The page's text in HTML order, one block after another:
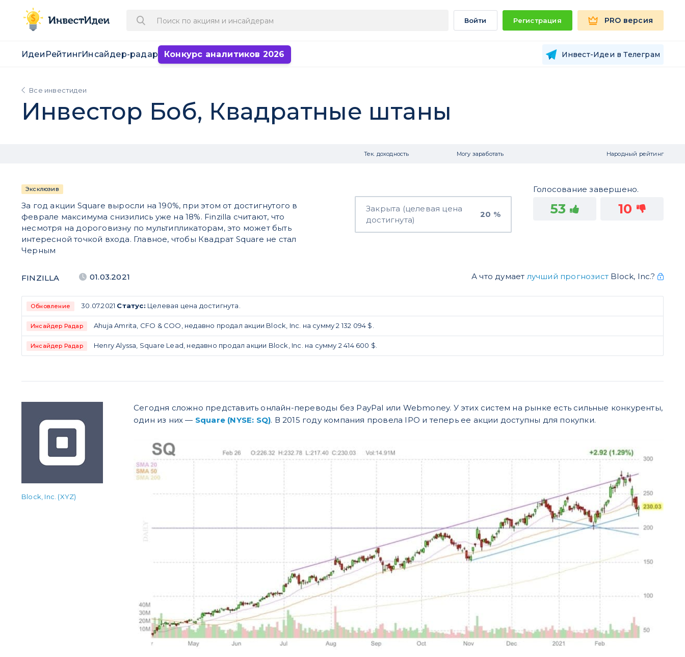
Войти Регистрация PRO версия
Идеи РейтингИнсайдер-радар Конкурс аналитиков 2026 Инвест-Идеи в Телеграм
Все инвестидеи
Инвестор Боб, Квадратные штаны
Тек. доходность Могу заработать Народный рейтинг
Эксклюзив
За год акции Square выросли на 190%, при этом от достигнутого в
феврале максимума снизились уже на 18%. Finzilla считают, что
несмотря на дороговизну по мультипликаторам, это может быть
интересной точкой входа. Главное, чтобы Квадрат Square не стал
Черным
Закрыта (целевая цена
достигнута)
20 %
Голосование завершено.
53 10
FINZILLA 01.03.2021 А что думает лучший прогнозистBlock, Inc.?
Обновление 30.07.2021 Статус: Целевая цена достигнута.
Инсайдер Радар Ahuja Amrita, CFO & COO, недавно продал акции Block, Inc. на сумму 2 132 094 $.
Инсайдер Радар Henry Alyssa, Square Lead, недавно продал акции Block, Inc. на сумму 2 414 600 $.
Block, Inc. (XYZ)
Сегодня сложно представить онлайн-переводы без PayPal или Webmoney. У этих систем на рынке есть сильные конкуренты,
один из них ​—​ Square (NYSE: SQ). В 2015 году компания провела IPO и теперь ее акции доступны для покупки.